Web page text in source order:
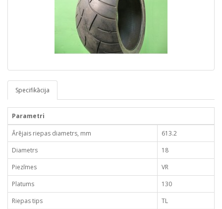
Specifikācija
Parametri
Ārējais riepas diametrs, mm
613.2
Diametrs
18
Piezīmes
VR
Platums
130
Riepas tips
TL